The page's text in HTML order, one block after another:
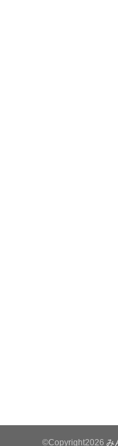
©Copyright2026 み